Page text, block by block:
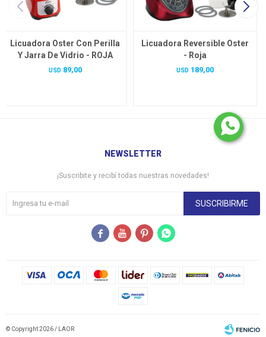
Licuadora Oster Con Perilla
Y Jarra De Vidrio - ROJA
USD 89,00
Licuadora Reversible Oster
- Roja
USD 189,00
NEWSLETTER
¡Suscribite y recibí todas nuestras novedades!
SUSCRIBIRME
   
© Copyright 2026 / LAOR